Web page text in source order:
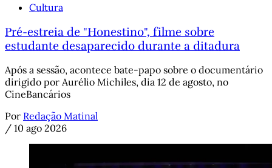
Cultura
Pré-estreia de "Honestino", filme sobre
estudante desaparecido durante a ditadura
Após a sessão, acontece bate-papo sobre o documentário
dirigido por Aurélio Michiles, dia 12 de agosto, no
CineBancários
Por Redação Matinal
/ 10 ago 2026